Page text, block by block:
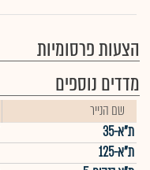
הצעות פרסומיות
מדדים נוספים
שם הנייר
ת"א-35
ת"א-125